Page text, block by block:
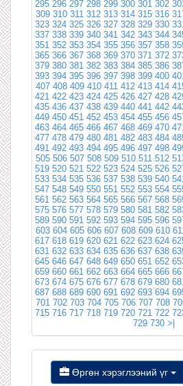
295 296 297 298 299 300 301 302
309 310 311 312 313 314 315 316
323 324 325 326 327 328 329 330
337 338 339 340 341 342 343 344
351 352 353 354 355 356 357 358
365 366 367 368 369 370 371 372
379 380 381 382 383 384 385 386
393 394 395 396 397 398 399 400
407 408 409 410 411 412 413 414
421 422 423 424 425 426 427 428
435 436 437 438 439 440 441 442
449 450 451 452 453 454 455 456
463 464 465 466 467 468 469 470
477 478 479 480 481 482 483 484
491 492 493 494 495 496 497 498
505 506 507 508 509 510 511 512
519 520 521 522 523 524 525 526
533 534 535 536 537 538 539 540
547 548 549 550 551 552 553 554
561 562 563 564 565 566 567 568
575 576 577 578 579 580 581 582
589 590 591 592 593 594 595 596
603 604 605 606 607 608 609 610
617 618 619 620 621 622 623 624
631 632 633 634 635 636 637 638
645 646 647 648 649 650 651 652
659 660 661 662 663 664 665 666
673 674 675 676 677 678 679 680
687 688 689 690 691 692 693 694
701 702 703 704 705 706 707 708
715 716 717 718 719 720 721 722
729 730 >|
Өргөн хэрэглээний үг